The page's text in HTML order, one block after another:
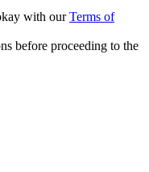
with ourTerms of
before proceeding to the